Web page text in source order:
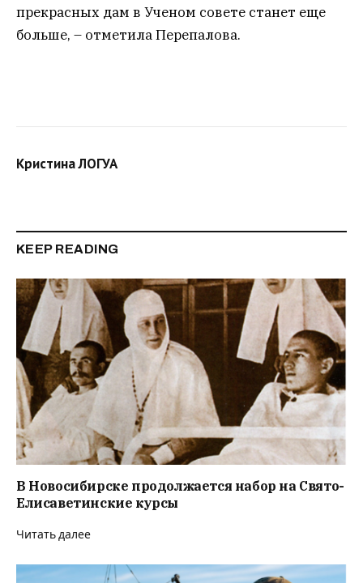
прекрасных дам в Ученом совете станет еще
больше, – отметила Перепалова.
Кристина ЛОГУА
KEEP READING
В Новосибирске продолжается набор на Свято-
Елисаветинские курсы
Читать далее